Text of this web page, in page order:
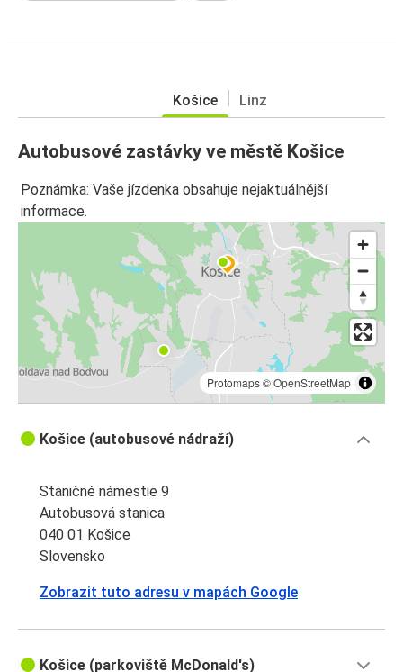
Košice Linz
Autobusové zastávky ve městě Košice
Poznámka: Vaše jízdenka obsahuje nejaktuálnější
informace.
Protomaps©OpenStreetMap
Košice (autobusové nádraží)
Staničné námestie 9
Autobusová stanica
040 01 Košice
Slovensko
Zobrazit tuto adresu v mapách Google
Košice (parkoviště McDonald's)